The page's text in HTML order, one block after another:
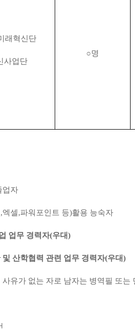
래혁신단
사업단
○명
업자
,엑셀,파워포인트 등)활용 능숙자
업무 경력자(우대)
산학협력 관련 업무 경력자(우대)
유가 없는 자로 남자는 병역필 또는